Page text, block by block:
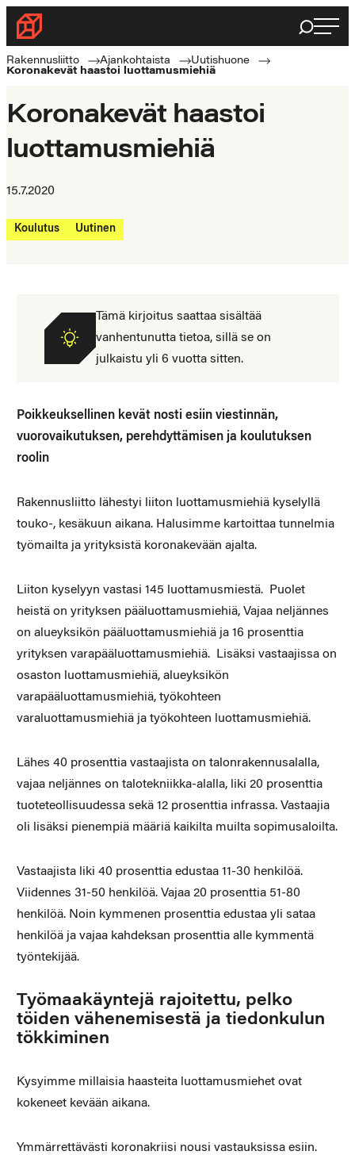
Siirry
suoraan
sisältöön
Rakennusliitto
Rakennusalan
ammattilaisten
Haku
Rakennusliitto Ajankohtaista
Uutishuone
Koronakevät haastoi luottamusmiehiä
Koronakevät haastoi
luottamusmiehiä
15.7.2020
Koulutus Uutinen
Tämä kirjoitus saattaa sisältää
vanhentunutta tietoa, sillä se on
julkaistu yli 6 vuotta sitten.
Poikkeuksellinen kevät nosti esiin viestinnän,
vuorovaikutuksen, perehdyttämisen ja koulutuksen
roolin
Rakennusliitto lähestyi liiton luottamusmiehiä kyselyllä
touko-, kesäkuun aikana. Halusimme kartoittaa tunnelmia
työmailta ja yrityksistä koronakevään ajalta.
Liiton kyselyyn vastasi 145 luottamusmiestä. Puolet
heistä on yrityksen pääluottamusmiehiä, Vajaa neljännes
on alueyksikön pääluottamusmiehiä ja 16 prosenttia
yrityksen varapääluottamusmiehiä. Lisäksi vastaajissa on
osaston luottamusmiehiä, alueyksikön
varapääluottamusmiehiä, työkohteen
varaluottamusmiehiä ja työkohteen luottamusmiehiä.
Lähes 40 prosenttia vastaajista on talonrakennusalalla,
vajaa neljännes on talotekniikka-alalla, liki 20 prosenttia
tuoteteollisuudessa sekä 12 prosenttia infrassa. Vastaajia
oli lisäksi pienempiä määriä kaikilta muilta sopimusaloilta.
Vastaajista liki 40 prosenttia edustaa 11-30 henkilöä.
Viidennes 31-50 henkilöä. Vajaa 20 prosenttia 51-80
henkilöä. Noin kymmenen prosenttia edustaa yli sataa
henkilöä ja vajaa kahdeksan prosenttia alle kymmentä
työntekijää.
Työmaakäyntejä rajoitettu, pelko
töiden vähenemisestä ja tiedonkulun
tökkiminen
Kysyimme millaisia haasteita luottamusmiehet ovat
kokeneet kevään aikana.
Ymmärrettävästi koronakriisi nousi vastauksissa esiin.